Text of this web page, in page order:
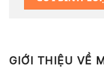
GIỚI THIỆU VỀ